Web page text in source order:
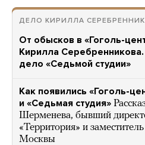
ДЕЛО КИРИЛЛА
От обысков в «Гоголь-
Кирилла
дело «Седьмой студии»
Как появились «Гоголь-
и «Седьмая студия»
Шерменева, бывший
«Территория» и
Москвы